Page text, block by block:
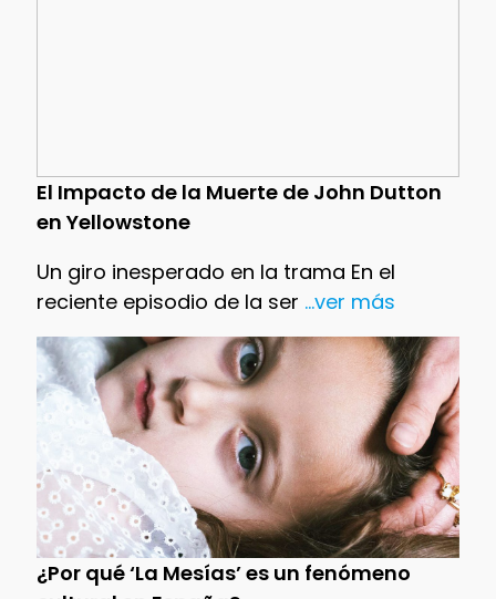
El Impacto de la Muerte de John Dutton
en Yellowstone
Un giro inesperado en la trama En el
reciente episodio de la ser ...ver más
¿Por qué ‘La Mesías’ es un fenómeno